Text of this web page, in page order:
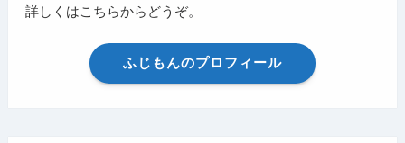
詳しくはこちらからどうぞ。
ふじもんのプロフィール